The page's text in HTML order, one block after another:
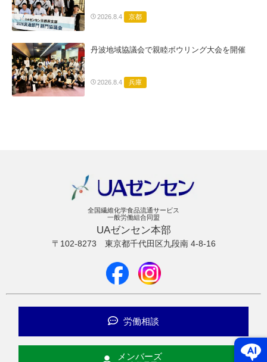
2026.8.4 京都
丹波地域協議会で親睦ボウリング大会を開催
2026.8.4 兵庫
全国繊維化学食品流通サービス
一般労働組合同盟
UAゼンセン本部
〒102-8273 東京都千代田区九段南 4-8-16
労働相談
メンバーズ